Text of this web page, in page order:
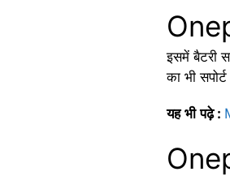
इसमें बैटरी
का भी
यह भी पढ़े: